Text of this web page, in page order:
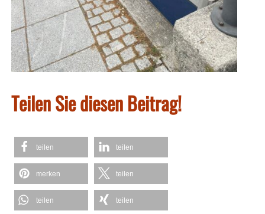
Teilen Sie diesen Beitrag!
teilen teilen
merken teilen
teilen teilen